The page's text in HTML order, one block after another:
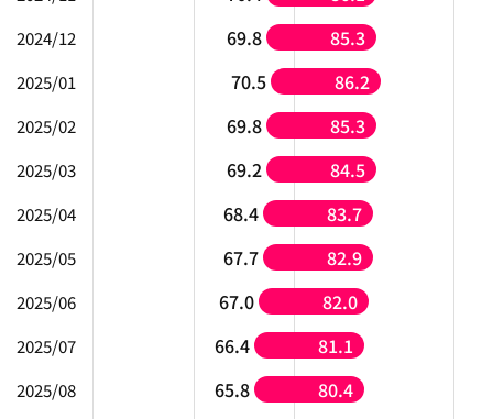
2024/12 69.8 85.3
2025/01 70.5 86.2
2025/02 69.8 85.3
2025/03 69.2 84.5
2025/04 68.4 83.7
2025/05 67.7 82.9
2025/06 67.0 82.0
2025/07 66.4 81.1
2025/08 65.8 80.4